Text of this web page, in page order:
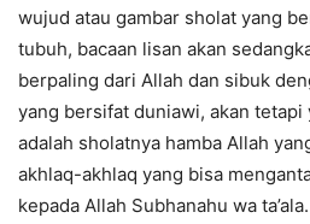
wujud atau gambar sholat yang
tubuh, bacaan lisan akan
berpaling dari Allah dan sibuk
yang bersifat duniawi, akan tetapi
adalah sholatnya hamba Allah
akhlaq-akhlaq yang bisa
kepada Allah Subhanahu wa